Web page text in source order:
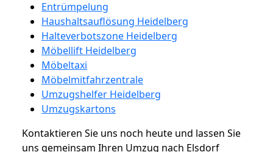
Entrümpelung
Haushaltsauflösung Heidelberg
Halteverbotszone Heidelberg
Möbellift Heidelberg
Möbeltaxi
Möbelmitfahrzentrale
Umzugshelfer Heidelberg
Umzugskartons
Kontaktieren Sie uns noch heute und lassen Sie
uns gemeinsam Ihren Umzug nach Elsdorf